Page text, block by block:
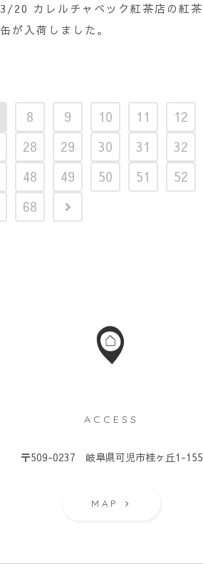
3/20 カレルチャペック紅茶店の紅茶
缶が入荷しました。
8 9 10 11 12
28 29 30 31 32
48 49 50 51 52
68
ACCESS
〒509-0237 岐阜県可児市桂ヶ丘1-155
MAP